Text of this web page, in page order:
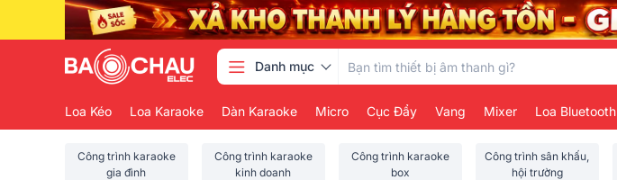
Danh mục
Loa Kéo Loa Karaoke Dàn Karaoke Micro Cục Đẩy Vang Mixer Loa Bluetooth
Công trình karaoke
gia đình
Công trình karaoke
kinh doanh
Công trình karaoke
box
Công trình sân khấu,
hội trường